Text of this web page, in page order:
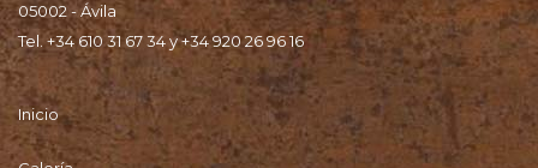
05002 - Ávila
Tel.+34 610 31 67 34y+34 920 26 96 16
Inicio